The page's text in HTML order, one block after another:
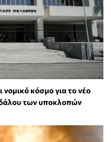
νομικό κόσμο για το νέο
των υποκλοπών